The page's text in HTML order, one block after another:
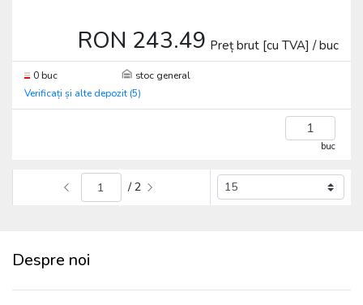
RON 243.49 Preț brut [cu TVA] / buc
0 buc
stoc general
Verificați și alte depozit (5)
buc
/ 2
Despre noi